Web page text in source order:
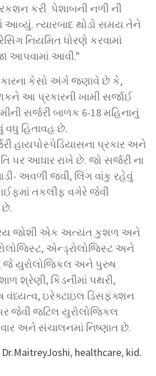
કરી પેશાબની નળી ની
આવ્યું. ત્યારબાદ થોડો સમય તેને
નિયમિત ધોરણે કરવામાં
આપવામાં આવી.”
કેસો અંગે જણાવે છે કે,
આ પ્રકારની ખામી સર્જાઈ
સર્જરી બાળક 6-18 મહિનાનું
વધુ હિતાવહ છે.
હાયપોસ્પેડિયાસના પ્રકાર અને
પર આધાર રાખે છે. જો સર્જરી ના
અવળી જવી, લિંગ વાંકુ રહેવું
તકલીફ વગેરે જેવી
જોશી એક અત્યંત કુશળ અને
એન્ડ્રોલોજિસ્ટ અને
જે યુરોલોજિકલ અને પુરુષ
શ્રેણી, કિડનીમાં પથરી,
વંધ્યત્વ, ઇરેક્ટાઇલ ડિસફંક્શન
જેવી જટિલ યુરોલોજિકલ
અને સંચાલનમાં નિષ્ણાત છે.
Dr.MaitreyJoshi, healthcare, kid.